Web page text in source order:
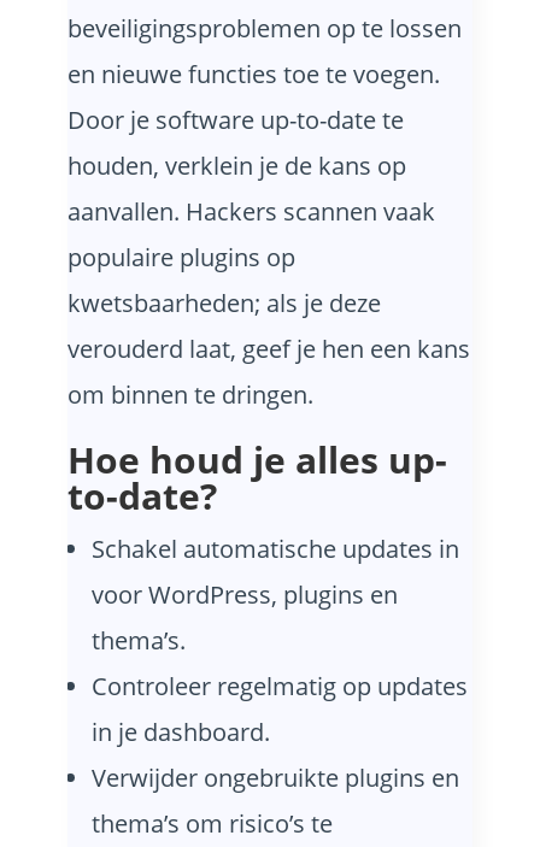
beveiligingsproblemen op te lossen
en nieuwe functies toe te voegen.
Door je software up-to-date te
houden, verklein je de kans op
aanvallen. Hackers scannen vaak
populaire plugins op
kwetsbaarheden; als je deze
verouderd laat, geef je hen een kans
om binnen te dringen.
Hoe houd je alles up-
to-date?
Schakel automatische updates in
voor WordPress, plugins en
thema’s.
Controleer regelmatig op updates
in je dashboard.
Verwijder ongebruikte plugins en
thema’s om risico’s te